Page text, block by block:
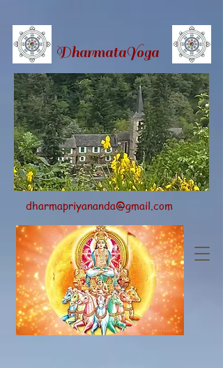
DharmataYoga
dharmapriyananda@gmail.com